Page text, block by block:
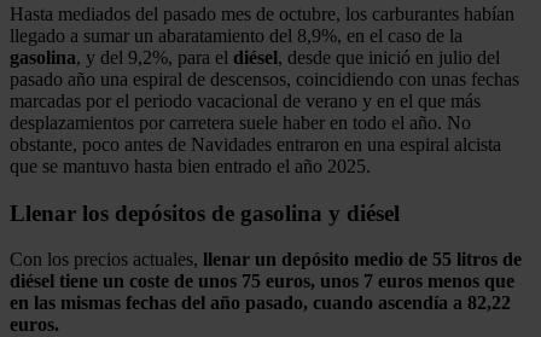
Hasta mediados del pasado mes de octubre, los carburantes habían
llegado a sumar un abaratamiento del 8,9%, en el caso de la
gasolina, y del 9,2%, para el diésel, desde que inició en julio del
pasado año una espiral de descensos, coincidiendo con unas fechas
marcadas por el periodo vacacional de verano y en el que más
desplazamientos por carretera suele haber en todo el año. No
obstante, poco antes de Navidades entraron en una espiral alcista
que se mantuvo hasta bien entrado el año 2025.
Llenar los depósitos de gasolina y diésel
Con los precios actuales, llenar un depósito medio de 55 litros de
diésel tiene un coste de unos 75 euros, unos 7 euros menos que
en las mismas fechas del año pasado, cuando ascendía a 82,22
euros.